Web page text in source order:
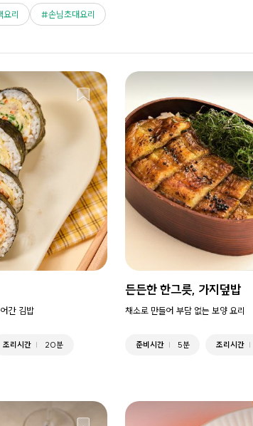
요리 손님초대요리
간 김밥
조리시간 20분
든든한 한그릇, 가지덮밥
채소로 만들어 부담 없는 보양 요리
준비시간 5분 조리시간